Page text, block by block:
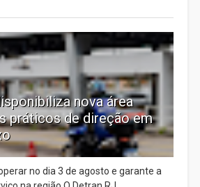
nova área
práticos de direção em
no dia 3 de agosto e garante a